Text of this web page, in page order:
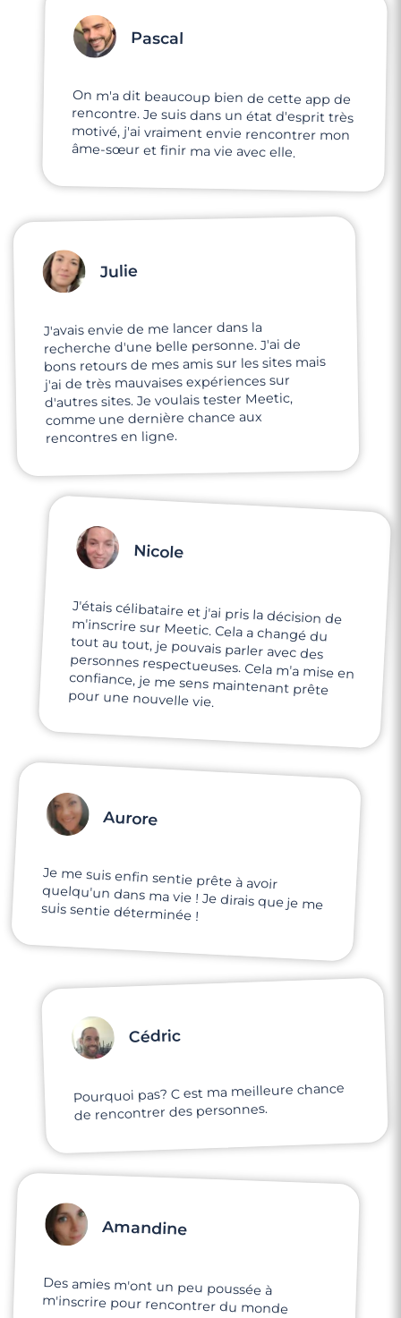
Pascal
On m'a dit beaucoup bien de cette app de
rencontre. Je suis dans un état d'esprit très
motivé, j'ai vraiment envie rencontrer mon
âme-sœur et finir ma vie avec elle.
Julie
J'avais envie de me lancer dans la
recherche d'une belle personne. J'ai de
bons retours de mes amis sur les sites mais
j'ai de très mauvaises expériences sur
d'autres sites. Je voulais tester Meetic,
comme une dernière chance aux
rencontres en ligne.
Nicole
J'étais célibataire et j'ai pris la décision de
m'inscrire sur Meetic. Cela a changé du
tout au tout, je pouvais parler avec des
personnes respectueuses. Cela m'a mise en
confiance, je me sens maintenant prête
pour une nouvelle vie.
Aurore
Je me suis enfin sentie prête à avoir
quelqu'un dans ma vie ! Je dirais que je me
suis sentie déterminée !
Cédric
Pourquoi pas? C est ma meilleure chance
de rencontrer des personnes.
Amandine
Des amies m'ont un peu poussée à
m'inscrire pour rencontrer du monde